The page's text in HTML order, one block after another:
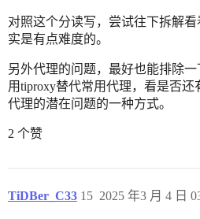
对照这个分读写，尝试往下拆解
实是有点难度的。
另外代理的问题，最好也能排除一
用tiproxy替代常用代理，看是否
代理的潜在问题的一种方式。
2 个赞
TiDBer_C33 2025 年3 月 4 日
15